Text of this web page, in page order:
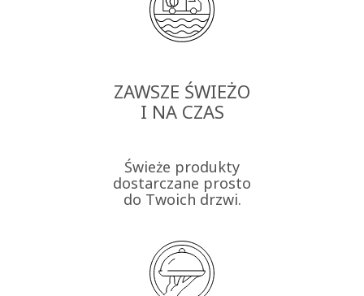
ZAWSZE ŚWIEŻO
I NA CZAS
Świeże produkty
dostarczane prosto
do Twoich drzwi.